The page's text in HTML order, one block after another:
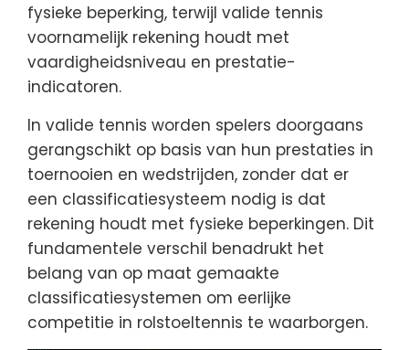
fysieke beperking, terwijl valide tennis
voornamelijk rekening houdt met
vaardigheidsniveau en prestatie-
indicatoren.
In valide tennis worden spelers doorgaans
gerangschikt op basis van hun prestaties in
toernooien en wedstrijden, zonder dat er
een classificatiesysteem nodig is dat
rekening houdt met fysieke beperkingen. Dit
fundamentele verschil benadrukt het
belang van op maat gemaakte
classificatiesystemen om eerlijke
competitie in rolstoeltennis te waarborgen.